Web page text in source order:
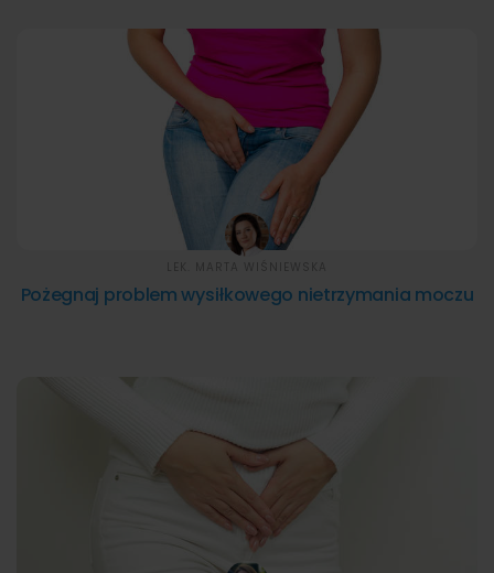
Pożegnaj problem wysiłkowego nietrzymania moczu